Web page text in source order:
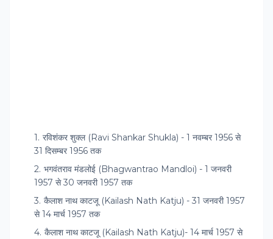
रविशंकर शुक्ल (Ravi Shankar Shukla) - 1 नवम्बर 1956 से
31 दिसम्बर 1956 तक
भगवंतराव मंडलोई (Bhagwantrao Mandloi) - 1 जनवरी
1957 से 30 जनवरी 1957 तक
कैलाश नाथ काटजू (Kailash Nath Katju) - 31 जनवरी 1957
से 14 मार्च 1957 तक
कैलाश नाथ काटजू (Kailash Nath Katju)- 14 मार्च 1957 से